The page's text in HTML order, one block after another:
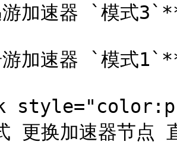
加速器 `模式
加速器 `模式
更换加速器节点